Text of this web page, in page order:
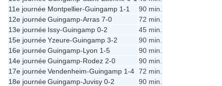
11e journée Montpellier-Guingamp 1-1
90 min.
12e journéeGuingamp-Arras 7-0
72 min.
13e journée Issy-Guingamp 0-2
45 min.
15e journéeYzeure-Guingamp 3-2
90 min.
16e journéeGuingamp-Lyon 1-5
90 min.
14e journéeGuingamp-Rodez 2-0
90 min.
17e journéeVendenheim-Guingamp 1-4 72 min.
18e journéeGuingamp-Juvisy 0-2
90 min.